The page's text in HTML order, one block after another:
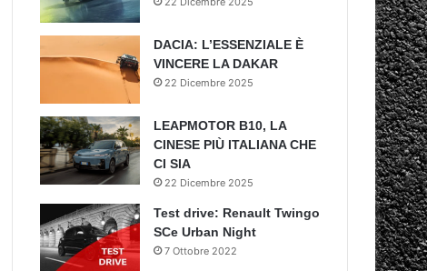
DACIA: L’ESSENZIALE È
VINCERE LA DAKAR
22 Dicembre 2025
LEAPMOTOR B10, LA
CINESE PIÙ ITALIANA CHE
CI SIA
22 Dicembre 2025
Test drive: Renault Twingo
SCe Urban Night
7 Ottobre 2022